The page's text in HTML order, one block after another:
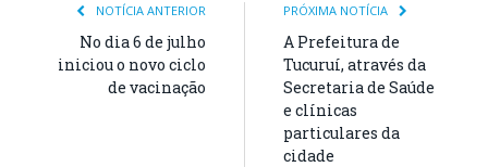
NOTÍCIA ANTERIOR
No dia 6 de julho
iniciou o novo ciclo
de vacinação
PRÓXIMA NOTÍCIA
A Prefeitura de
Tucuruí, através da
Secretaria de Saúde
e clínicas
particulares da
cidade